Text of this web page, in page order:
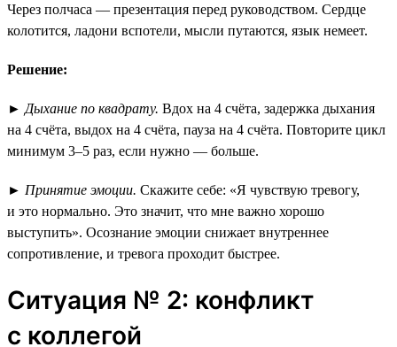
Через полчаса — презентация перед руководством. Сердце
колотится, ладони вспотели, мысли путаются, язык немеет.
Решение:
► Дыхание по квадрату. Вдох на 4 счёта, задержка дыхания
на 4 счёта, выдох на 4 счёта, пауза на 4 счёта. Повторите цикл
минимум 3–5 раз, если нужно — больше.
► Принятие эмоции. Скажите себе: «Я чувствую тревогу,
и это нормально. Это значит, что мне важно хорошо
выступить». Осознание эмоции снижает внутреннее
сопротивление, и тревога проходит быстрее.
Ситуация № 2: конфликт
с коллегой